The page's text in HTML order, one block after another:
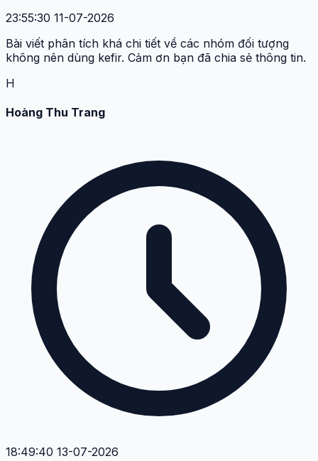
23:55:30 11-07-2026
Bài viết phân tích khá chi tiết về các nhóm đối tượng
không nên dùng kefir. Cảm ơn bạn đã chia sẻ thông tin.
H
Hoàng Thu Trang
18:49:40 13-07-2026